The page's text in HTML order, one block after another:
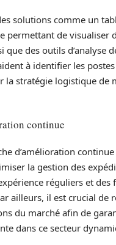
solutions comme un
permettant de visualiser
que des outils d’analyse
à identifier les
la stratégie logistique de
continue
d’amélioration continue
la gestion des
réguliers et des
ailleurs, il est crucial de
du marché afin de
dans ce secteur